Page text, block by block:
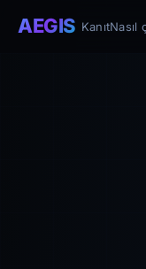
AEGIS KanıtNasıl